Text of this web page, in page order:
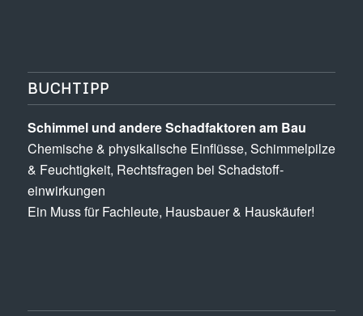
BUCHTIPP
Schimmel und andere Schad­­faktoren am Bau
Chemische & physikalische Einflüsse, Schimmel­pilze
& Feuchtigkeit, Rechts­fragen bei Schadstoff­
einwirkungen
Ein Muss für Fachleute, Hausbauer & Hauskäufer!